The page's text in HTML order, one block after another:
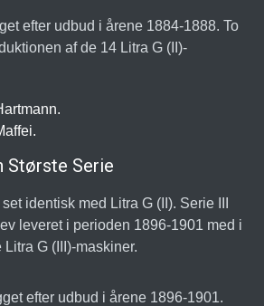
efter udbud i årene 1884-1888. To
af de 14 Litra G (II)-
Største Serie
identisk med Litra G (II). Serie III
leveret i perioden 1896-1901 med i
G (III)-maskiner.
efter udbud i årene 1896-1901.